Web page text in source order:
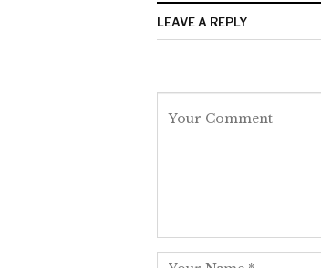
LEAVE A REPLY